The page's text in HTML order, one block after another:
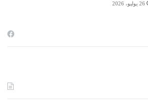
26 يوليو، 2026